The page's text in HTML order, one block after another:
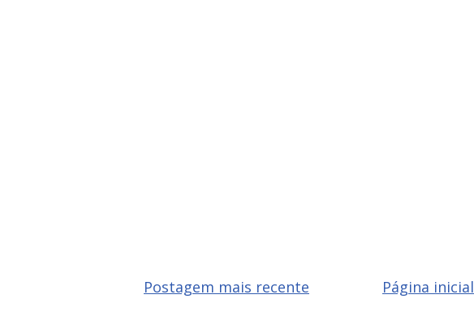
Postagem mais recente
Página inicial